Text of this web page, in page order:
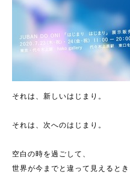
それは、新しいはじまり。
それは、次へのはじまり。
空白の時を過ごして、
世界が今までと違って見えるとき